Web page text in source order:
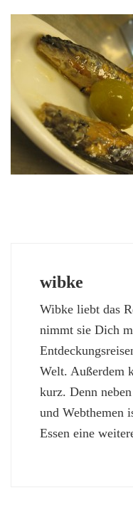
wibke
Wibke liebt das
nimmt sie Dich
Welt. Außerdem
kurz. Denn
und Webthemen
Essen eine